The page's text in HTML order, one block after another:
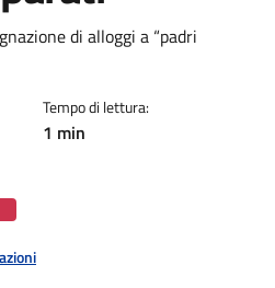
notiziadi alloggi a “padri
Tempo di lettura:
1 min